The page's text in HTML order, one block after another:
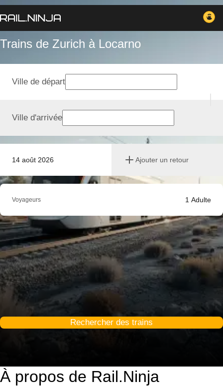
Trains de Zurich à Locarno
14 août 2026 Ajouter un retour
Ville de départ
Ville d'arrivée
Voyageurs 1 Adulte
Rechercher des trains
À propos de Rail.Ninja